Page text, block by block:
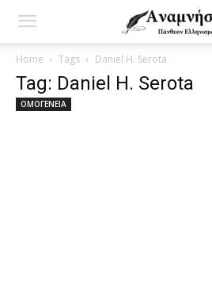
Home Tags Daniel H. Serota
Tag: Daniel H. Serota
ΟΜΟΓΕΝΕΙΑ